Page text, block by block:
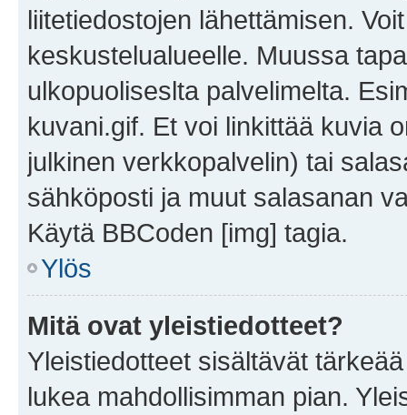
liitetiedostojen lähettämisen.
keskustelualueelle. Muussa
ulkopuoliseslta palvelimelta.
kuvani.gif. Et voi linkittää kuvia
julkinen verkkopalvelin) tai
sähköposti ja muut salasanan
Käytä BBCoden [img] tagia.
Ylös
Mitä ovat yleistiedotteet?
Yleistiedotteet sisältävät
lukea mahdollisimman pian.